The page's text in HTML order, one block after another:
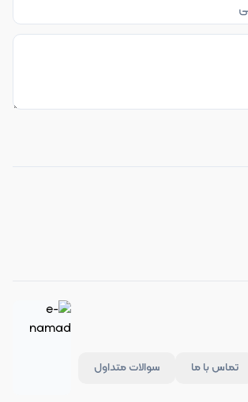
تماس با ما
سوالات متداول